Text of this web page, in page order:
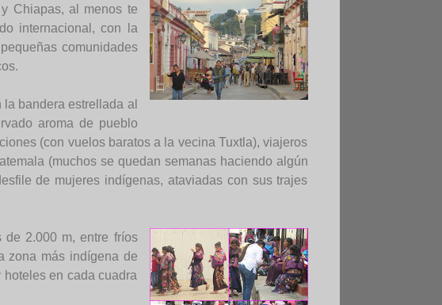
Chiapas, al menos te
internacional, con la
comunidades
bandera estrellada al
aroma de pueblo
(con vuelos baratos a la vecina Tuxtla), viajeros
(muchos se quedan semanas haciendo algún
de mujeres indígenas, ataviadas con sus trajes
2.000 m, entre fríos
zona más indígena de
en cada cuadra